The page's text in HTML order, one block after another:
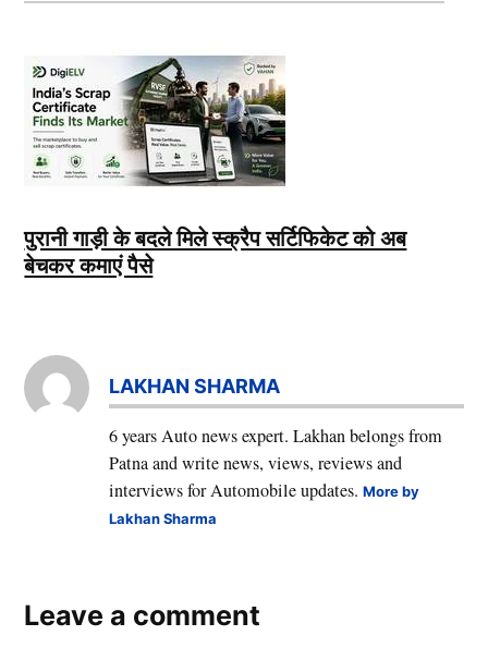
पुरानी गाड़ी के बदले मिले स्क्रैप सर्टिफिकेट को अब
बेचकर कमाएं पैसे
LAKHAN SHARMA
6 years Auto news expert. Lakhan belongs from
Patna and write news, views, reviews and
interviews for Automobile updates.More by
Lakhan Sharma
Leave a comment